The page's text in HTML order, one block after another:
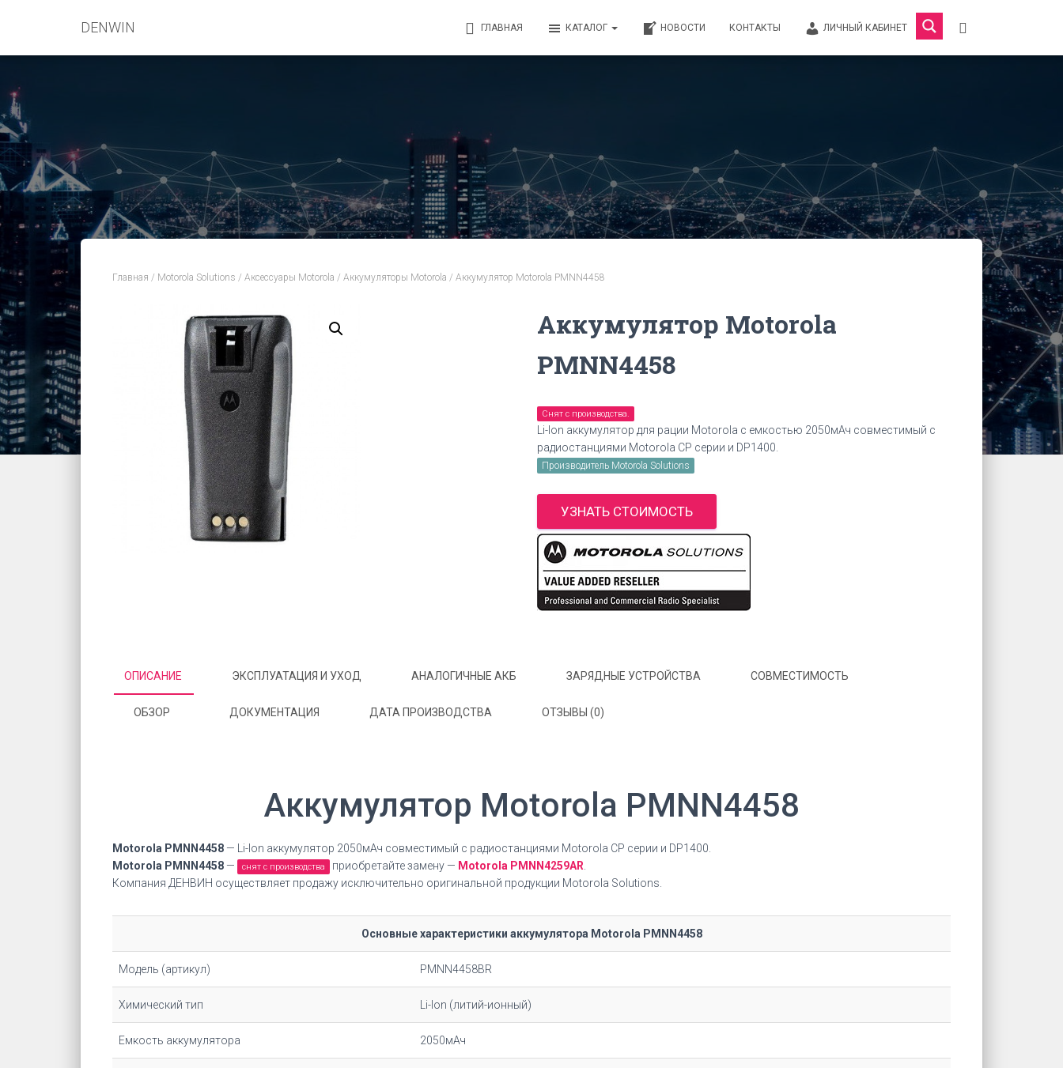
DENWIN ГЛАВНАЯ КАТАЛОГ НОВОСТИ КОНТАКТЫ ЛИЧНЫЙ КАБИНЕТ
Главная / Motorola Solutions / Аксессуары Motorola / Аккумуляторы Motorola / Аккумулятор Motorola PMNN4458
Аккумулятор Motorola
PMNN4458
Снят с производства.
Li-Ion аккумулятор для рации Motorola с емкостью 2050мАч совместимый с
радиостанциями Motorola CP серии и DP1400.
Производитель Motorola Solutions
УЗНАТЬ СТОИМОСТЬ
ОПИСАНИЕ ЭКСПЛУАТАЦИЯ И УХОД АНАЛОГИЧНЫЕ АКБ ЗАРЯДНЫЕ УСТРОЙСТВА СОВМЕСТИМОСТЬ
ОБЗОР ДОКУМЕНТАЦИЯ ДАТА ПРОИЗВОДСТВА ОТЗЫВЫ (0)
Аккумулятор Motorola PMNN4458
Motorola PMNN4458 — Li-Ion аккумулятор 2050мАч совместимый с радиостанциями Motorola CP серии и DP1400
Motorola PMNN4458 — снят с производства приобретайте замену — Motorola PMNN4259AR
Компания ДЕНВИН осуществляет продажу исключительно оригинальной продукции Motorola Solutions.
Основные характеристики аккумулятора Motorola PMNN4458
Модель (артикул) PMNN4458BR
Химический тип Li-Ion (литий-ионный)
Емкость аккумулятора 2050мАч